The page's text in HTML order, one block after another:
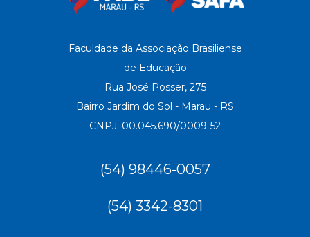
Faculdade da Associação Brasiliense
de Educação
Rua José Posser, 275
Bairro Jardim do Sol - Marau - RS
CNPJ: 00.045.690/0009-52
(54) 98446-0057
(54) 3342-8301